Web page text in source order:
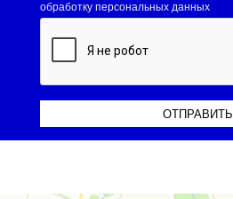
обработку персональных данных
ОТПРАВИТЬ